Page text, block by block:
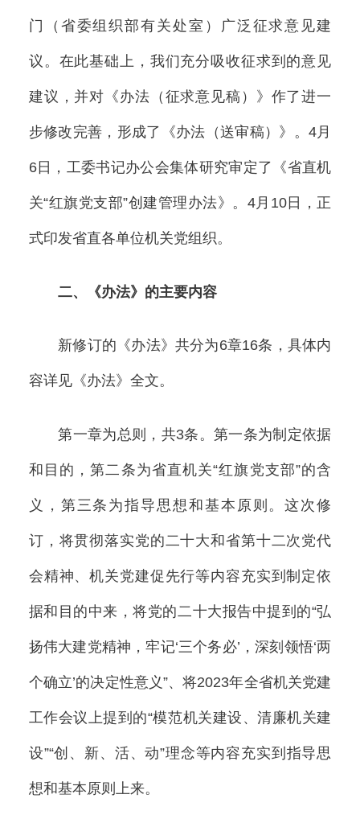
门（省委组织部有关处室）广泛征求意见建
议。在此基础上，我们充分吸收征求到的意见
建议，并对《办法（征求意见稿）》作了进一
步修改完善，形成了《办法（送审稿）》。4月
6日，工委书记办公会集体研究审定了《省直机
关“红旗党支部”创建管理办法》。4月10日，正
式印发省直各单位机关党组织。
二、《办法》的主要内容
新修订的《办法》共分为6章16条，具体内
容详见《办法》全文。
第一章为总则，共3条。第一条为制定依据
和目的，第二条为省直机关“红旗党支部”的含
义，第三条为指导思想和基本原则。这次修
订，将贯彻落实党的二十大和省第十二次党代
会精神、机关党建促先行等内容充实到制定依
据和目的中来，将党的二十大报告中提到的“弘
扬伟大建党精神，牢记‘三个务必’，深刻领悟‘两
个确立’的决定性意义”、将2023年全省机关党建
工作会议上提到的“模范机关建设、清廉机关建
设”“创、新、活、动”理念等内容充实到指导思
想和基本原则上来。